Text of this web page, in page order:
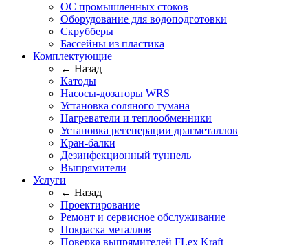
ОС промышленных стоков
Оборудование для водоподготовки
Скрубберы
Бассейны из пластика
Комплектующие
← Назад
Катоды
Насосы-дозаторы WRS
Установка соляного тумана
Нагреватели и теплообменники
Установка регенерации драгметаллов
Кран-балки
Дезинфекционный туннель
Выпрямители
Услуги
← Назад
Проектирование
Ремонт и сервисное обслуживание
Покраска металлов
Поверка выпрямителей FLex Kraft